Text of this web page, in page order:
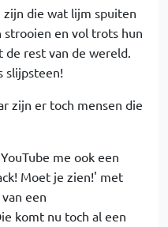
die wat lijm spuiten
strooien en vol trots hun
de rest van de wereld.
slijpsteen!
zijn er toch mensen die
me ook een
Moet je zien!' met
een
komt nu toch al een